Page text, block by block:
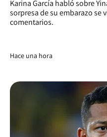
Karina García habló sobre
sorpresa de su embarazo se
comentarios.
Hace una hora